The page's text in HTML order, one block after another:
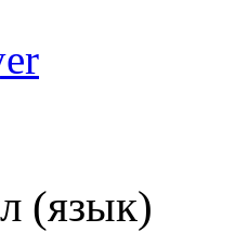
(язык)